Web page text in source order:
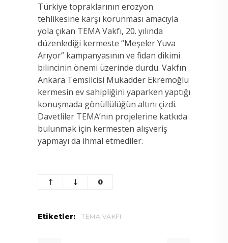
Türkiye topraklarının erozyon
tehlikesine karşı korunması amacıyla
yola çıkan TEMA Vakfı, 20. yılında
düzenlediği kermeste “Meşeler Yuva
Arıyor” kampanyasının ve fidan dikimi
bilincinin önemi üzerinde durdu. Vakfın
Ankara Temsilcisi Mukadder Ekremoğlu
kermesin ev sahipliğini yaparken yaptığı
konuşmada gönüllülüğün altını çizdi.
Davetliler TEMA’nın projelerine katkıda
bulunmak için kermesten alışveriş
yapmayı da ihmal etmediler.
0
Etiketler: TEMA VAKFI